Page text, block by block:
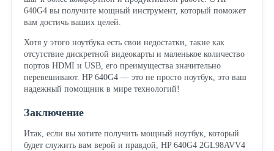
640G4 вы получите мощный инструмент, который поможет
вам достичь ваших целей.
Хотя у этого ноутбука есть свои недостатки, такие как
отсутствие дискретной видеокарты и маленькое количество
портов HDMI и USB, его преимущества значительно
перевешивают. HP 640G4 — это не просто ноутбук, это ваш
надежный помощник в мире технологий!
Заключение
Итак, если вы хотите получить мощный ноутбук, который
будет служить вам верой и правдой, HP 640G4 2GL98AVV4